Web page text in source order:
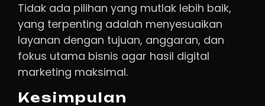
Tidak ada pilihan yang mutlak lebih baik,
yang terpenting adalah menyesuaikan
layanan dengan tujuan, anggaran, dan
fokus utama bisnis agar hasil digital
marketing maksimal.
Kesimpulan